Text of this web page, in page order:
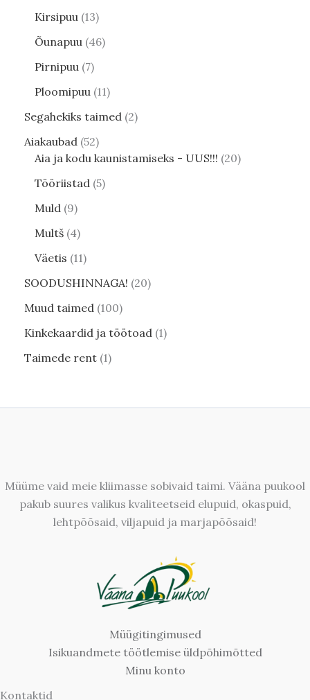
Kirsipuu 13
Õunapuu 46
Pirnipuu 7
Ploomipuu 11
Segahekiks taimed 2
Aiakaubad 52
Aia ja kodu kaunistamiseks - UUS!!! 20
Tööriistad 5
Muld 9
Multš 4
Väetis 11
SOODUSHINNAGA! 20
Muud taimed 100
Kinkekaardid ja töötoad 1
Taimede rent 1
Müüme vaid meie kliimasse sobivaid taimi. Vääna puukool
pakub suures valikus kvaliteetseid elupuid, okaspuid,
lehtpõõsaid, viljapuid ja marjapõõsaid!
Müügitingimused
Isikuandmete töötlemise üldpõhimõtted
Minu konto
Kontaktid